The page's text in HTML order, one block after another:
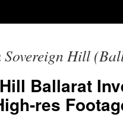
Sovereign Hill
Ballarat
res